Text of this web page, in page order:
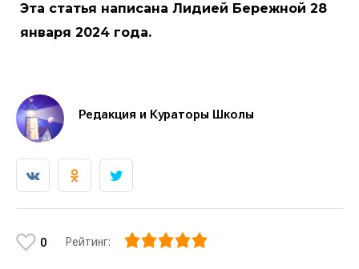
Эта статья написана Лидией Бережной 28
января 2024 года.
Редакция и Кураторы Школы
0 Рейтинг: